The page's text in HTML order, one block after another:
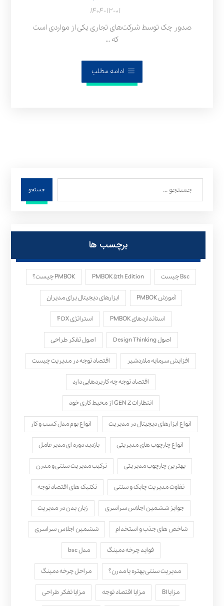
۱۴۰۴-۱۲-۰۱
صدور چک توسط شرکت‌های تجاری یکی از مواردی است
که ...
ادامه مطلب
جستجو
برچسب ها
Bsc چیست PMBOK ۵th Edition PMBOK چیست؟
آموزش PMBOK ابزارهای دیجیتال برای مدیران
استانداردهای PMBOK استراتژی ۴DX
اصول Design Thinking اصول تفکر طراحی
افزایش سرمایه ملاردشیر اقتصاد توجه در مدیریت چیست
اقتصاد توجه چه کاربردهایی دارد
انتظارات GEN Z از محیط کاری خود
انواع ابزارهای دیجیتال در مدیریت انواع بوم مدل کسب‌ و کار
انواع چارچوب های مدیریتی بازدید دوره ای مدیرعامل
بهترین چارچوب مدیریتی ترکیب مدیریت سنتی و مدرن
تفاوت مدیریت چابک و سنتی تکنیک های اقتصاد توجه
جوایز ششمین اجلاس سراسری زبان بدن در مدیریت
شاخص های جذب و استخدام ششمین اجلاس سراسری
فواید چرخه دمینگ مدل bsc
مدیریت سنتی بهتره یا مدرن؟ مراحل چرخه دمینگ
مزایا BI مزایا اقتصاد توجه مزایا تفکر طراحی